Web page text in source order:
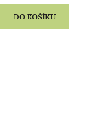
DO KOŠÍKU